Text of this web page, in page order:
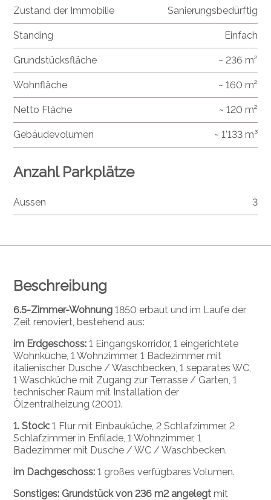
Beschreibung
6.5-Zimmer-Wohnung1850 erbaut und im Laufe der
Zeit renoviert, bestehend aus:
im Erdgeschoss:1 Eingangskorridor, 1 eingerichtete
Wohnküche, 1 Wohnzimmer, 1 Badezimmer mit
italienischer Dusche / Waschbecken, 1 separates WC,
1 Waschküche mit Zugang zur Terrasse / Garten, 1
technischer Raum mit Installation der
Ölzentralheizung (2001).
1. Stock: 1 Flur mit Einbauküche, 2 Schlafzimmer, 2
Schlafzimmer in Enfilade, 1 Wohnzimmer, 1
Badezimmer mit Dusche / WC / Waschbecken.
im Dachgeschoss:1 großes verfügbares Volumen.
Sonstiges: Grundstück von 236 m2 angelegt mit
Zustand der Immobilie Sanierungsbedürftig
Standing Einfach
Grundstücksfläche ~ 236 m²
Wohnfläche ~ 160 m²
Netto Fläche ~ 120 m²
Gebäudevolumen ~ 1'133 m³
Anzahl Parkplätze
Aussen 3